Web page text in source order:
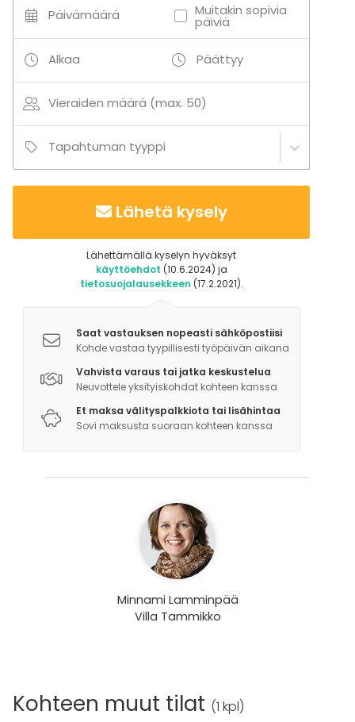
Päivämäärä Muitakin sopivia
päiviä
Alkaa Päättyy
Vieraiden määrä (max. 50)
Tapahtuman tyyppi
Lähetä kysely
Lähettämällä kyselyn hyväksyt
käyttöehdot (10.6.2024) ja
tietosuojalausekkeen (17.2.2021).
Saat vastauksen nopeasti sähköpostiisi
Kohde vastaa tyypillisesti työpäivän aikana
Vahvista varaus tai jatka keskustelua
Neuvottele yksityiskohdat kohteen kanssa
Et maksa välityspalkkiota tai lisähintaa
Sovi maksusta suoraan kohteen kanssa
Minnami Lamminpää
Villa Tammikko
Kohteen muut tilat (1 kpl)